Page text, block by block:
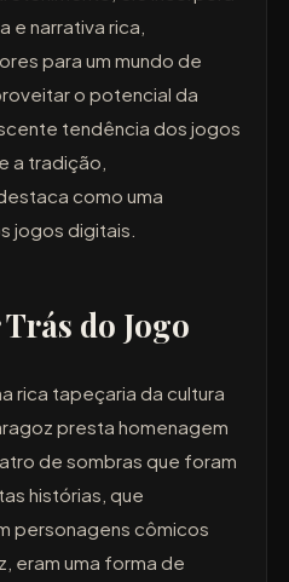
narrativa rica,
para um mundo de
o potencial da
tendência dos jogos
a tradição,
como uma
jogos digitais.
do Jogo
rica tapeçaria da cultura
presta homenagem
de sombras que foram
histórias, que
personagens cômicos
eram uma forma de